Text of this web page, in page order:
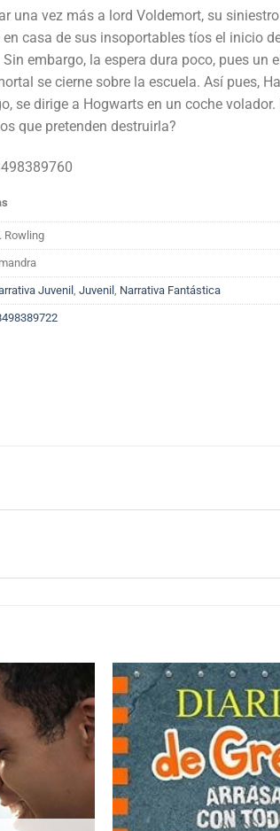
una vez más a lord Voldemort, su
casa de sus insoportables tíos el inicio
Sin embargo, la espera dura poco, pues
se cierne sobre la escuela. Así pues,
se dirige a Hogwarts en un coche
que pretenden destruirla?
Rowling
Juvenil , Juvenil , Narrativa Fantástica